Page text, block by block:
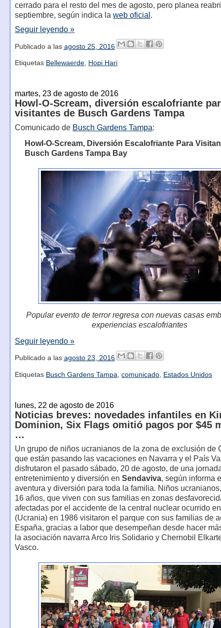
cerrado para el resto del mes de agosto, pero planea
septiembre, según indica la web oficial .
Seguir leyendo »
Publicado a las agosto 25, 2016
Etiquetas Bellewaerde, Hopi Hari
martes, 23 de agosto de 2016
Howl-O-Scream, diversión escalofriante
visitantes de Busch Gardens Tampa
Comunicado de Busch Gardens Tampa:
Howl-O-Scream, Diversión Escalofriante Para
Busch Gardens Tampa Bay
Popular evento de terror regresa con nuevas casas
experiencias escalofriantes
Seguir leyendo »
Publicado a las agosto 23, 2016
Etiquetas Busch Gardens Tampa comunicado, Estados Unidos
lunes, 22 de agosto de 2016
Noticias breves: novedades infantiles en
Dominion, Six Flags omitió pagos por $45
…
Un grupo de niños ucranianos de la zona de exclusión de
que están pasando las vacaciones en Navarra y el País
disfrutaron el pasado sábado, 20 de agosto, de una
entretenimiento y diversión en Sendaviva, según informa
aventura y diversión para toda la familia. Niños
16 años, que viven con sus familias en zonas
afectadas por el accidente de la central nuclear ocurrido
(Ucrania) en 1986 visitaron el parque con sus familias de
España, gracias a labor que desempeñan desde hacer
la asociación navarra Arco Iris Solidario y Chernobil
Vasco.